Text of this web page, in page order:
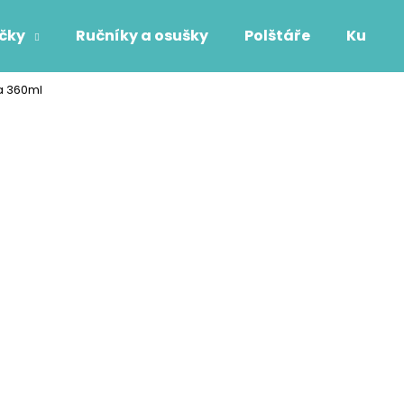
Ručníky a osušky Polštáře
360ml
Co potřebujete najít?